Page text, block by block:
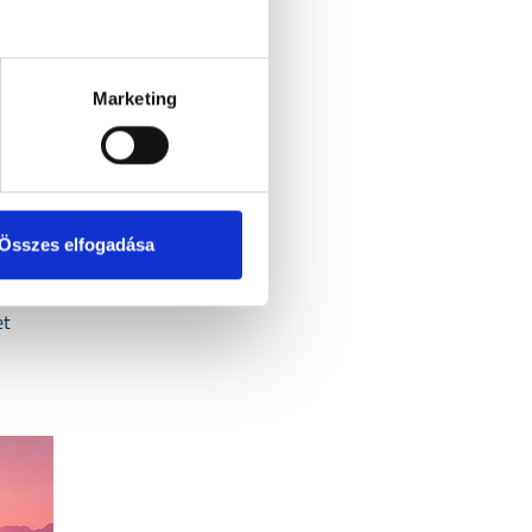
Marketing
elfogadása